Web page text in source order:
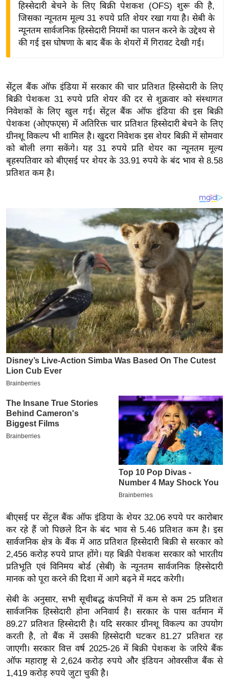
द्यो
वि
शे
ष
ज्ञ
रा
य
ब
ज
के
ट
I
P
L
2
0
2
6
क्रा
इ
म
ई
ल
बे
मि
सा
ल
श
ख्सि
य
त
यं
ग
इं
हिस्सेदारी बेचने के लिए बिक्री पेशकश (OFS) शुरू की है,
जिसका न्यूनतम मूल्य 31 रुपये प्रति शेयर रखा गया है। सेबी के
न्यूनतम सार्वजनिक हिस्सेदारी नियमों का पालन करने के उद्देश्य से
की गई इस घोषणा के बाद बैंक के शेयरों में गिरावट देखी गई।
सेंट्रल बैंक ऑफ इंडिया में सरकार की चार प्रतिशत हिस्सेदारी के लिए
बिक्री पेशकश 31 रुपये प्रति शेयर की दर से शुक्रवार को संस्थागत
निवेशकों के लिए खुल गई। सेंट्रल बैंक ऑफ इंडिया की इस बिक्री
पेशकश (ओएफएस) में अतिरिक्त चार प्रतिशत हिस्सेदारी बेचने के लिए
ग्रीनशू विकल्प भी शामिल है। खुदरा निवेशक इस शेयर बिक्री में सोमवार
को बोली लगा सकेंगे। यह 31 रुपये प्रति शेयर का न्यूनतम मूल्य
बृहस्पतिवार को बीएसई पर शेयर के 33.91 रुपये के बंद भाव से 8.58
प्रतिशत कम है।
बीएसई पर सेंट्रल बैंक ऑफ इंडिया के शेयर 32.06 रुपये पर कारोबार
कर रहे हैं जो पिछले दिन के बंद भाव से 5.46 प्रतिशत कम है। इस
सार्वजनिक क्षेत्र के बैंक में आठ प्रतिशत हिस्सेदारी बिक्री से सरकार को
2,456 करोड़ रुपये प्राप्त होंगे। यह बिक्री पेशकश सरकार को भारतीय
प्रतिभूति एवं विनिमय बोर्ड (सेबी) के न्यूनतम सार्वजनिक हिस्सेदारी
मानक को पूरा करने की दिशा में आगे बढ़ने में मदद करेगी।
सेबी के अनुसार, सभी सूचीबद्ध कंपनियों में कम से कम 25 प्रतिशत
सार्वजनिक हिस्सेदारी होना अनिवार्य है। सरकार के पास वर्तमान में
89.27 प्रतिशत हिस्सेदारी है। यदि सरकार ग्रीनशू विकल्प का उपयोग
करती है, तो बैंक में उसकी हिस्सेदारी घटकर 81.27 प्रतिशत रह
जाएगी। सरकार वित्त वर्ष 2025-26 में बिक्री पेशकश के जरिये बैंक
ऑफ महाराष्ट्र से 2,624 करोड़ रुपये और इंडियन ओवरसीज बैंक से
1,419 करोड़ रुपये जुटा चुकी है।